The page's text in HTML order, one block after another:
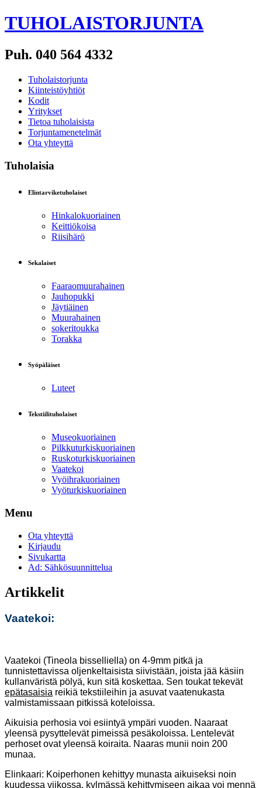
TUHOLAISTORJUNTA
Puh. 040 564 4332
Tuholaistorjunta
Kiinteistöyhtiöt
Kodit
Yritykset
Tietoa tuholaisista
Torjuntamenetelmät
Ota yhteyttä
Tuholaisia
Elintarviketuholaiset
Hinkalokuoriainen
Keittiökoisa
Riisihärö
Sekalaiset
Faaraomuurahainen
Jauhopukki
Jäytiäinen
Muurahainen
sokeritoukka
Torakka
Syöpäläiset
Luteet
Tekstiilituholaiset
Museokuoriainen
Pilkkuturkiskuoriainen
Ruskoturkiskuoriainen
Vaatekoi
Vyöihrakuoriainen
Vyöturkiskuoriainen
Menu
Ota yhteyttä
Kirjaudu
Sivukartta
Ad: Sähkösuunnittelua
Artikkelit
Vaatekoi:
Vaatekoi (Tineola bisselliella) on 4-9mm pitkä ja
tunnistettavissa oljenkeltaisista siivistään, joista jää käsiin
kullanväristä pölyä, kun sitä koskettaa. Sen toukat tekevät
epätasaisia reikiä tekstiileihin ja asuvat vaatenukasta
valmistamissaan pitkissä koteloissa.
Aikuisia perhosia voi esiintyä ympäri vuoden. Naaraat
yleensä pysyttelevät pimeissä pesäkoloissa. Lentelevät
perhoset ovat yleensä koiraita. Naaras munii noin 200
munaa.
Elinkaari: Koiperhonen kehittyy munasta aikuiseksi noin
kuudessa viikossa, kylmässä kehittymiseen aikaa voi mennä